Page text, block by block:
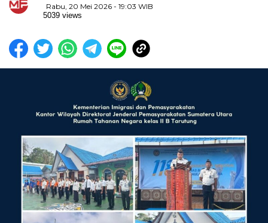
Rabu, 20 Mei 2026 - 19:03 WIB
5039 views